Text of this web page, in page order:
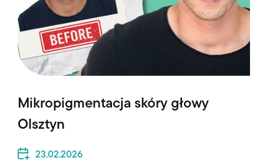
Mikropigmentacja skóry głowy
Olsztyn
23.02.2026